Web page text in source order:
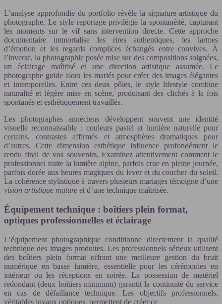
L’analyse approfondie du portfolio révèle la signature artistique du
photographe. Le style reportage privilégie la spontanéité, capturant
les moments sur le vif sans intervention directe. Cette approche
documentaire immortalise les rires authentiques, les larmes
d’émotion et les regards complices échangés entre convives. À
l’inverse, la photographie posée mise sur des compositions soignées,
un éclairage maîtrisé et une direction artistique assumée. Le
photographe guide alors les mariés pour créer des images élégantes
et intemporelles. Entre ces deux pôles, le style lifestyle combine
naturalité et légère mise en scène, produisant des clichés à la fois
spontanés et esthétiquement travaillés.
Les photographes annéciens développent souvent une identité
visuelle reconnaissable : couleurs pastel et lumière naturelle pour
certains, contrastes affirmés et atmosphères dramatiques pour
d’autres. Cette dimension esthétique influence profondément le
rendu final de vos souvenirs. Examinez attentivement comment le
professionnel traite la lumière alpine, parfois crue en pleine journée,
parfois dorée aux heures magiques du lever et du coucher du soleil.
La cohérence stylistique à travers plusieurs mariages témoigne d’une
vision artistique mature et d’une technique maîtrisée.
Équipement technique : boîtiers plein format,
optiques professionnelles et éclairage
L’équipement photographique conditionne directement la qualité
technique des images produites. Les professionnels sérieux utilisent
des boîtiers plein format offrant une meilleure gestion du bruit
numérique en basse lumière, essentielle pour les cérémonies en
intérieur ou les réceptions en soirée. La possession de matériel
redondant (deux boîtiers minimum) garantit la continuité du service
en cas de défaillance technique. Les objectifs professionnels,
véritables joyaux optiques, permettent de créer ce